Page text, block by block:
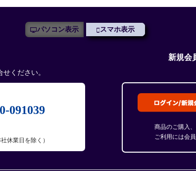
パソコン表示 スマホ表示
ください。
091039
休業日を除く）
新規会
商品のご購入
ご利用には会